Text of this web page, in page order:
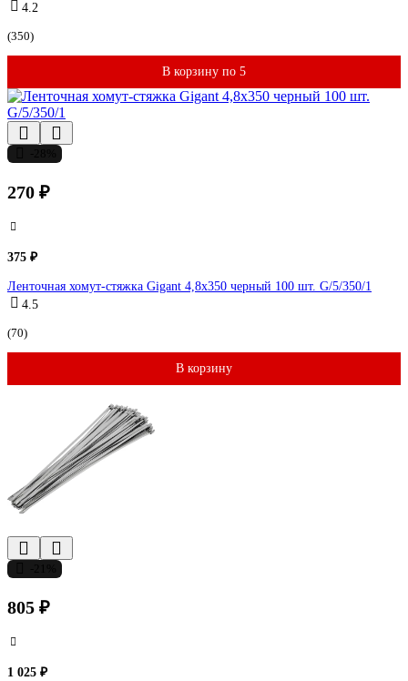
4.2
(350)
В корзину по 5
270 ₽
375 ₽
Ленточная хомут-стяжка Gigant 4,8x350 черный 100 шт. G/5/350/1
4.5
(70)
В корзину
805 ₽
1 025 ₽